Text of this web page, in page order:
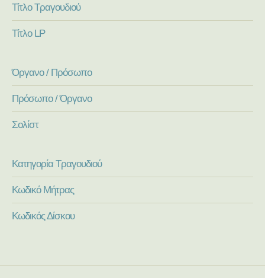
Τίτλο Τραγουδιού
Τίτλο LP
Όργανο / Πρόσωπο
Πρόσωπο / Όργανο
Σολίστ
Κατηγορία Τραγουδιού
Κωδικό Μήτρας
Κωδικός Δίσκου